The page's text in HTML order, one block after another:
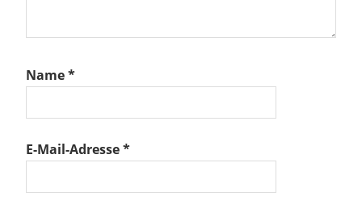
Name*
E-Mail-Adresse*